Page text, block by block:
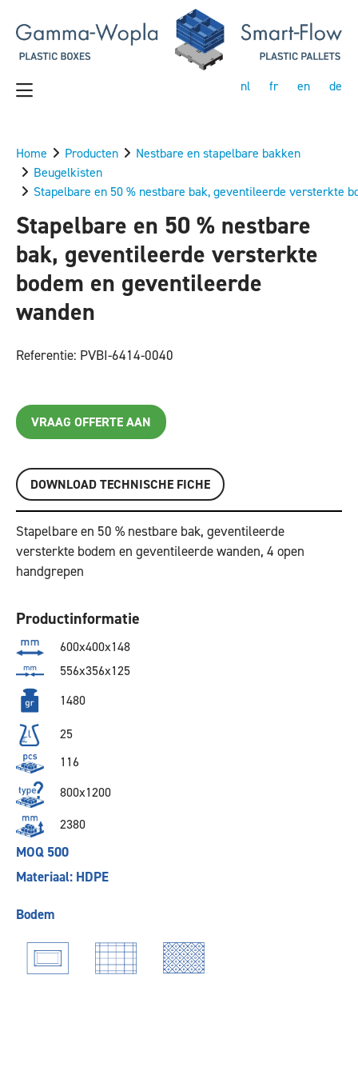
nl fr en de
Home Producten
Nestbare en stapelbare bakken
Beugelkisten
Stapelbare en 50 % nestbare bak, geventileerde versterkte
Stapelbare en 50 % nestbare
bak, geventileerde versterkte
bodem en geventileerde
wanden
Referentie: PVBI-6414-0040
VRAAG OFFERTE AAN
DOWNLOAD TECHNISCHE FICHE
Stapelbare en 50 % nestbare bak, geventileerde
versterkte bodem en geventileerde wanden, 4 open
handgrepen
Productinformatie
600x400x148
556x356x125
1480
25
116
800x1200
2380
MOQ 500
Materiaal: HDPE
Bodem